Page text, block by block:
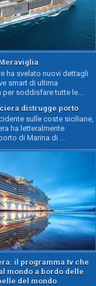
ha svelato nuovi dettagli
smart di ultima
soddisfare tutte le...
distrugge porto
sulle coste siciliane,
ha letteralmente
di Marina di ...
il programma tv che
mondo a bordo delle
del mondo